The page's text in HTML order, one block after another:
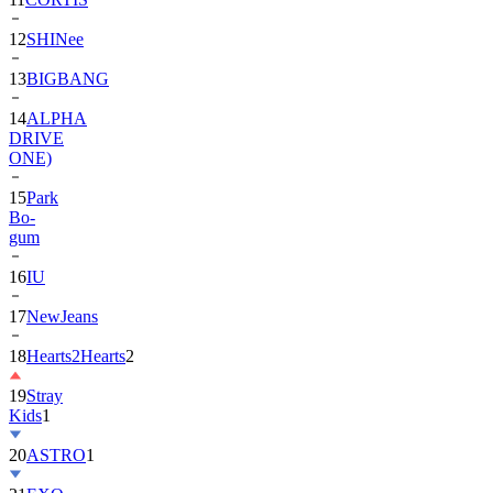
13BIGBANG
14ALPHA
DRIVE
ONE)
15Park
Bo-
gum
16IU
17NewJeans
18Hearts2Hearts
19Stray
Kids
20ASTRO
21EXO